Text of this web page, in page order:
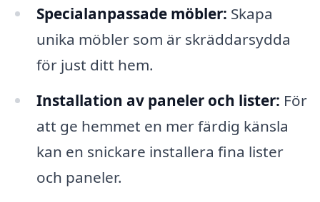
Specialanpassade möbler: Skapa
unika möbler som är skräddarsydda
för just ditt hem.
Installation av paneler och lister: För
att ge hemmet en mer färdig känsla
kan en snickare installera fina lister
och paneler.